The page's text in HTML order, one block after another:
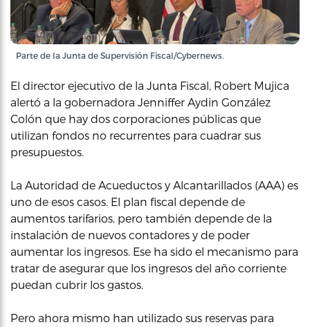
Parte de la Junta de Supervisión Fiscal/Cybernews.
El director ejecutivo de la Junta Fiscal, Robert Mujica
alertó a la gobernadora Jenniffer Aydin González
Colón que hay dos corporaciones públicas que
utilizan fondos no recurrentes para cuadrar sus
presupuestos.
La Autoridad de Acueductos y Alcantarillados (AAA) es
uno de esos casos. El plan fiscal depende de
aumentos tarifarios, pero también depende de la
instalación de nuevos contadores y de poder
aumentar los ingresos. Ese ha sido el mecanismo para
tratar de asegurar que los ingresos del año corriente
puedan cubrir los gastos.
Pero ahora mismo han utilizado sus reservas para